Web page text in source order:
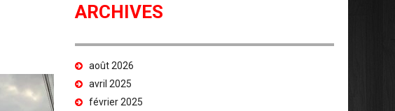
ARCHIVES
août 2026
avril 2025
février 2025